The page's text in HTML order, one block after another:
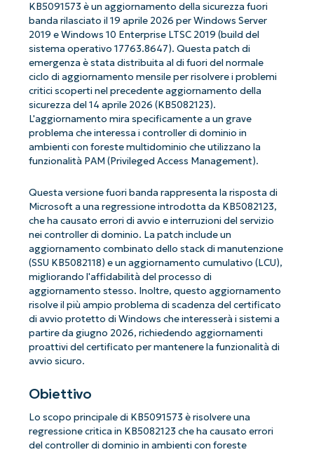
KB5091573 è un aggiornamento della sicurezza fuori
banda rilasciato il 19 aprile 2026 per Windows Server
2019 e Windows 10 Enterprise LTSC 2019 (build del
sistema operativo 17763.8647). Questa patch di
emergenza è stata distribuita al di fuori del normale
ciclo di aggiornamento mensile per risolvere i problemi
critici scoperti nel precedente aggiornamento della
sicurezza del 14 aprile 2026 (KB5082123).
L'aggiornamento mira specificamente a un grave
problema che interessa i controller di dominio in
ambienti con foreste multidominio che utilizzano la
funzionalità PAM (Privileged Access Management).
Questa versione fuori banda rappresenta la risposta di
Microsoft a una regressione introdotta da KB5082123,
che ha causato errori di avvio e interruzioni del servizio
nei controller di dominio. La patch include un
aggiornamento combinato dello stack di manutenzione
(SSU KB5082118) e un aggiornamento cumulativo (LCU),
migliorando l'affidabilità del processo di
aggiornamento stesso. Inoltre, questo aggiornamento
risolve il più ampio problema di scadenza del certificato
di avvio protetto di Windows che interesserà i sistemi a
partire da giugno 2026, richiedendo aggiornamenti
proattivi del certificato per mantenere la funzionalità di
avvio sicuro.
Obiettivo
Lo scopo principale di KB5091573 è risolvere una
regressione critica in KB5082123 che ha causato errori
del controller di dominio in ambienti con foreste